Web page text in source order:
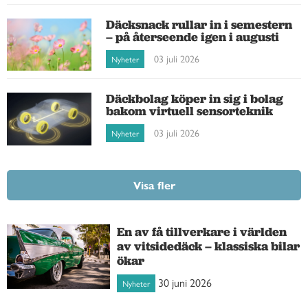
Däcksnack rullar in i semestern
– på återseende igen i augusti
Nyheter 03 juli 2026
Däckbolag köper in sig i bolag
bakom virtuell sensorteknik
Nyheter 03 juli 2026
Visa fler
En av få tillverkare i världen
av vitsidedäck – klassiska bilar
ökar
Nyheter 30 juni 2026